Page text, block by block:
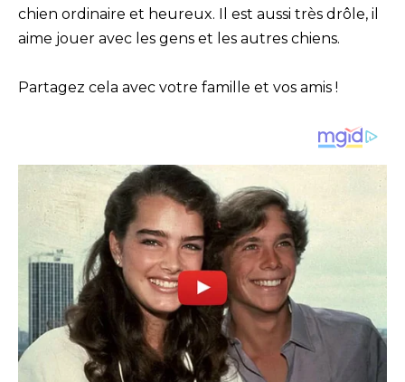
chien ordinaire et heureux. Il est aussi très drôle, il
aime jouer avec les gens et les autres chiens.
Partagez cela avec votre famille et vos amis !